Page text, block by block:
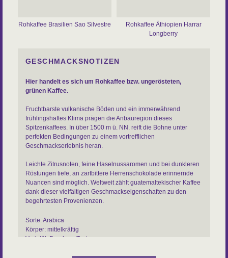
Rohkaffee Brasilien Sao Silvestre
Rohkaffee Äthiopien Harrar
Longberry
GESCHMACKSNOTIZEN
Hier handelt es sich um Rohkaffee bzw. ungerösteten,
grünen Kaffee.
Fruchtbarste vulkanische Böden und ein immerwährend
frühlingshaftes Klima prägen die Anbauregion dieses
Spitzenkaffees. In über 1500 m ü. NN. reift die Bohne unter
perfekten Bedingungen zu einem vortrefflichen
Geschmackserlebnis heran.
Leichte Zitrusnoten, feine Haselnussaromen und bei dunkleren
Röstungen tiefe, an zartbittere Herrenschokolade erinnernde
Nuancen sind möglich. Weltweit zählt guatemaltekischer Kaffee
dank dieser vielfältigen Geschmackseigenschaften zu den
begehrtesten Provenienzen.
Sorte: Arabica
Körper: mittelkräftig
Varietät: Bourbon, Typica